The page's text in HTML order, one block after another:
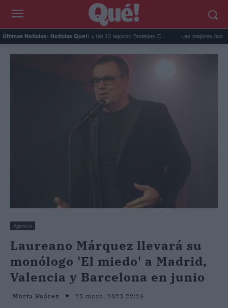
Últimas Noticias- Noticias Que!:
Eclipse solar en Cariñena del 12 agosto: Bodegas C... Las mejores hipotecas
Agencia
Laureano Márquez llevará su
monólogo 'El miedo' a Madrid,
Valencia y Barcelona en junio
Marta Suárez 23 mayo, 2023 22:26